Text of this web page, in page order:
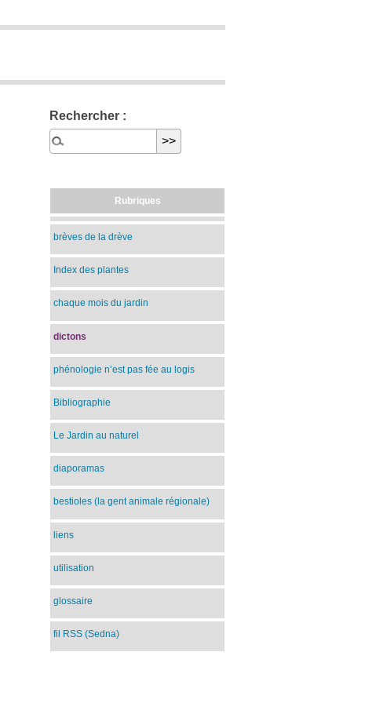
Rechercher :
Rubriques
brèves de la drève
Index des plantes
chaque mois du jardin
dictons
phénologie n’est pas fée au logis
Bibliographie
Le Jardin au naturel
diaporamas
bestioles (la gent animale régionale)
liens
utilisation
glossaire
fil RSS (Sedna)